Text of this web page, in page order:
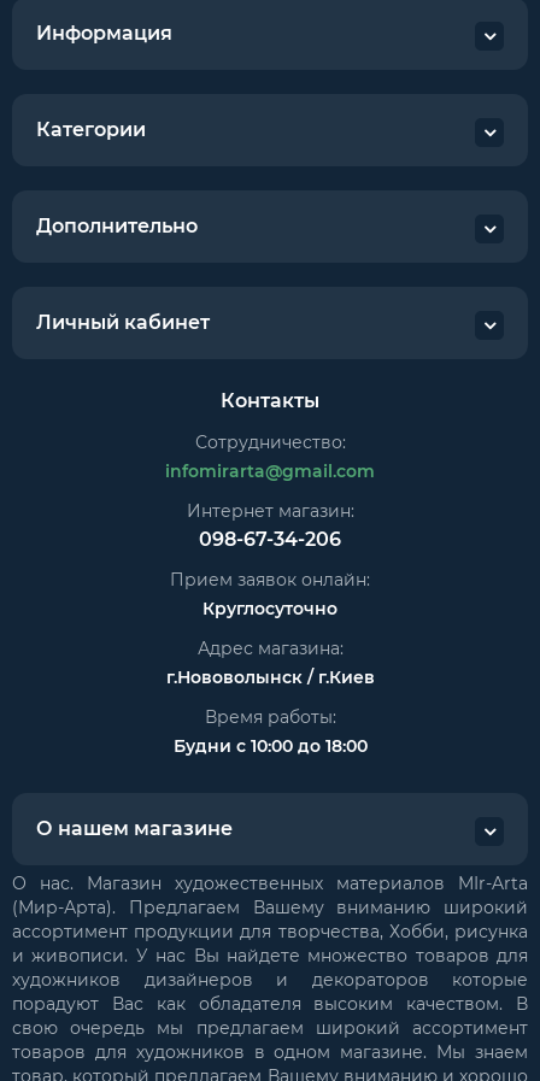
Информация
Категории
Дополнительно
Личный кабинет
Контакты
Сотрудничество:
infomirarta@gmail.com
Интернет магазин:
098-67-34-206
Прием заявок онлайн:
Круглосуточно
Адрес магазина:
г.Нововолынск / г.Киев
Время работы:
Будни с 10:00 до 18:00
О нашем магазине
О нас. Магазин художественных материалов MIr-Arta
(Мир-Арта). Предлагаем Вашему вниманию широкий
ассортимент продукции для творчества, Хобби, рисунка
и живописи. У нас Вы найдете множество товаров для
художников дизайнеров и декораторов которые
порадуют Вас как обладателя высоким качеством. В
свою очередь мы предлагаем широкий ассортимент
товаров для художников в одном магазине. Мы знаем
товар, который предлагаем Вашему вниманию и хорошо